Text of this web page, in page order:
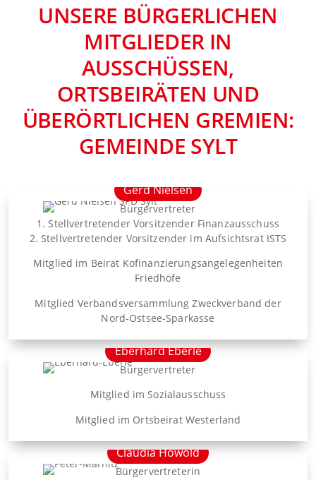
UNSERE BÜRGERLICHEN
MITGLIEDER IN
AUSSCHÜSSEN,
ORTSBEIRÄTEN UND
ÜBERÖRTLICHEN GREMIEN:
GEMEINDE SYLT
Gerd Nielsen
Bürgervertreter
1. Stellvertretender Vorsitzender Finanzausschuss
2. Stellvertretender Vorsitzender im Aufsichtsrat ISTS
Mitglied im Beirat Kofinanzierungsangelegenheiten
Friedhöfe
Mitglied Verbandsversammlung Zweckverband der
Nord-Ostsee-Sparkasse
Eberhard Eberle
Bürgervertreter
Mitglied im Sozialausschuss
Mitglied im Ortsbeirat Westerland
Claudia Howold
Bürgervertreterin